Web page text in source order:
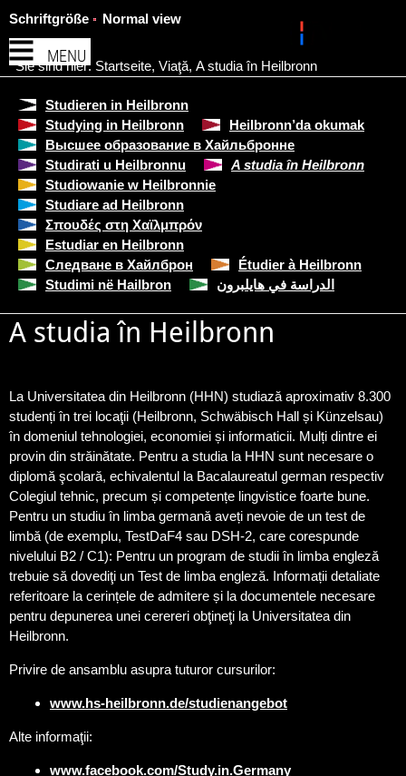
MENU
Schriftgröße Normal view
Sie sind hier: Startseite, Viaţă, A studia în Heilbronn
Studieren in Heilbronn
Studying in Heilbronn
Heilbronn’da okumak
Высшее образование в Хайльбронне
Studirati u Heilbronnu
A studia în Heilbronn
Studiowanie w Heilbronnie
Studiare ad Heilbronn
Σπουδές στη Χαϊλμπρόν
Estudiar en Heilbronn
Следване в Хайлброн
Étudier à Heilbronn
Studimi në Hailbron
الدراسة في هايلبرون
A studia în Heilbronn
La Universitatea din Heilbronn (HHN) studiază aproximativ 8.300
studenți în trei locaţii (Heilbronn, Schwäbisch Hall și Künzelsau)
în domeniul tehnologiei, economiei și informaticii. Mulți dintre ei
provin din străinătate. Pentru a studia la HHN sunt necesare o
diplomă şcolară, echivalentul la Bacalaureatul german respectiv
Colegiul tehnic, precum și competențe lingvistice foarte bune.
Pentru un studiu în limba germană aveți nevoie de un test de
limbă (de exemplu, TestDaF4 sau DSH-2, care corespunde
nivelului B2 / C1): Pentru un program de studii în limba engleză
trebuie să dovediţi un Test de limba engleză. Informații detaliate
referitoare la cerințele de admitere și la documentele necesare
pentru depunerea unei cerereri obţineţi la Universitatea din
Heilbronn.
Privire de ansamblu asupra tuturor cursurilor:
www.hs-heilbronn.de/studienangebot
Alte informaţii:
www.facebook.com/Study.in.Germany